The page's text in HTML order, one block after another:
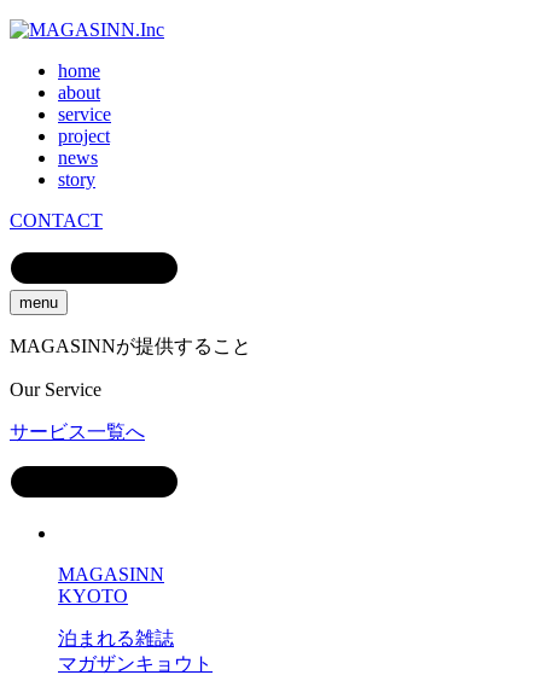
home
about
service
project
news
story
CONTACT
menu
MAGASINNが提供すること
Our Service
サービス一覧へ
MAGASINN
KYOTO
泊まれる雑誌
マガザンキョウト